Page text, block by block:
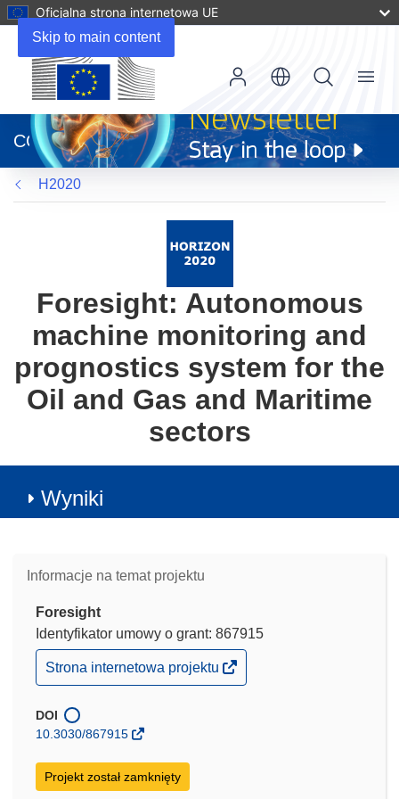
Skip to main content
Oficjalna strona internetowa UE
otworzy
się
w
nowym
oknie)
CORDIS
Menu
H2020
Foresight: Autonomous
machine monitoring and
prognostics system for the
Oil and Gas and Maritime
sectors
Wyniki
Informacje na temat projektu
Foresight
Identyfikator umowy o grant: 867915
(odnośnik
otworzy
w
nowym
Strona internetowa projektu
DOI
10.3030/867915
Projekt został zamknięty